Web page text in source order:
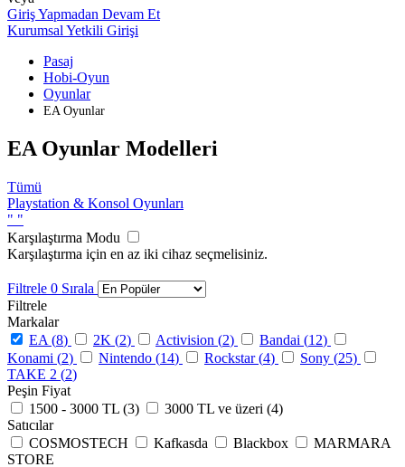
Giriş Yapmadan Devam Et
Kurumsal Yetkili Girişi
Pasaj
Hobi-Oyun
Oyunlar
EA Oyunlar
EA Oyunlar Modelleri
Tümü
Playstation & Konsol Oyunları
" "
Karşılaştırma Modu
Karşılaştırma için en az iki cihaz seçmelisiniz.
Filtrele 0 Sırala
Filtrele
Markalar
EA (8) 2K (2) Activision (2) Bandai (12)
Konami (2) Nintendo (14) Rockstar (4) Sony (25)
TAKE 2 (2)
Peşin Fiyat
1500 - 3000 TL (3) 3000 TL ve üzeri (4)
Satıcılar
COSMOSTECH
Kafkasda Blackbox
MARMARA
STORE